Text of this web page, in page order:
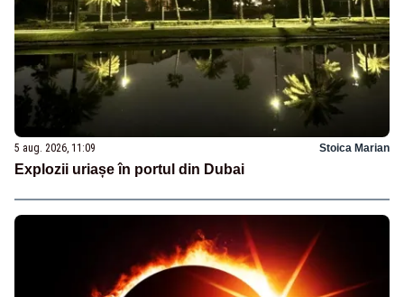
5 aug. 2026, 11:09 Stoica Marian
Explozii uriașe în portul din Dubai